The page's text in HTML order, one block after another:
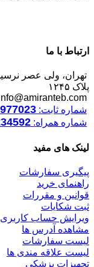
ارتباط با ما
تهران، ولی عصر
پلاک ۱۲۴۵
شماره ثابت:
شماره همراه:
لینک های مفید
پیگیری سفارشات
راهنمای خرید
قوانین و مقررات
ثبت شکایات
ویرایش حساب کاربری
مشاهده آدرس ها
لیست سفارشات
لیست علاقه مندی ها
تجهیزات پزشکی